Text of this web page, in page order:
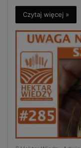
Czytaj więcej »